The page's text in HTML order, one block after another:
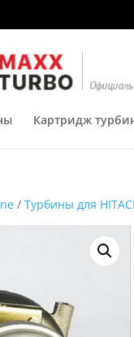
Картридж
/Турбины для